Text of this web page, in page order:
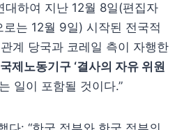
대하여 지난 12월 8일(편집자
는 12월 9일) 시작된 전국적
계 당국과 코레일 측이 자행한
국제노동기구 ‘결사의 자유 위원
일이 포함될 것이다.”